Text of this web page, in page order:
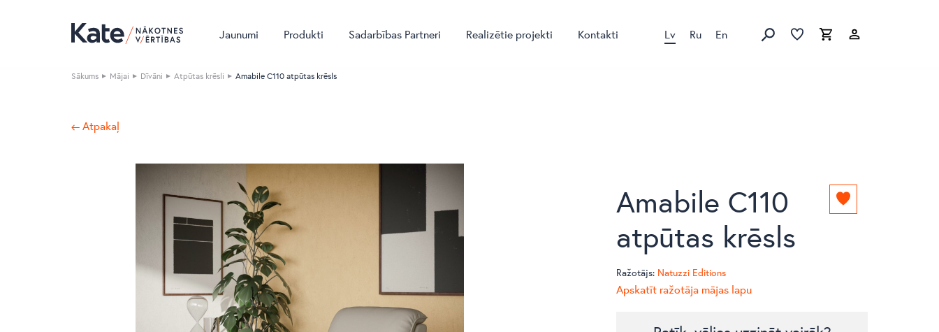
Jaunumi Produkti Sadarbības Partneri Realizētie projekti Kontakti Lv Ru En Meklēt produktus
Izlase Grozs
Sākums Mājai Dīvāni Atpūtas krēsli Amabile C110 atpūtas krēsls
← Atpakaļ
Amabile C110
atpūtas krēsls
Pievienot
Ražotājs: Natuzzi Editions
Apskatīt ražotāja mājas lapu